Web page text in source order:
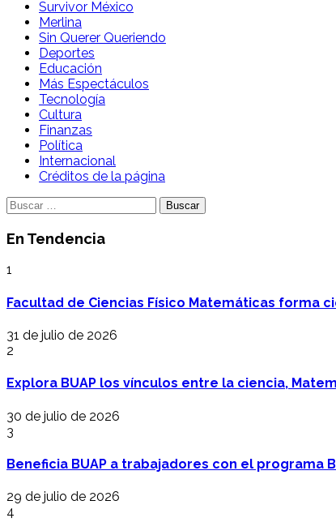
Survivor México
Merlina
Sin Querer Queriendo
Deportes
Educación
Más Espectáculos
Tecnología
Cultura
Finanzas
Política
Internacional
Créditos de la página
Buscar:
En Tendencia
1
Facultad de Ciencias Físico Matemáticas forma
31 de julio de 2026
2
Explora BUAP los vínculos entre la ciencia,
30 de julio de 2026
3
Beneficia BUAP a trabajadores con el programa
29 de julio de 2026
4